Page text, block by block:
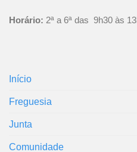
Horário: 2ª a 6ª das 9h30 às
Início
Freguesia
Junta
Comunidade